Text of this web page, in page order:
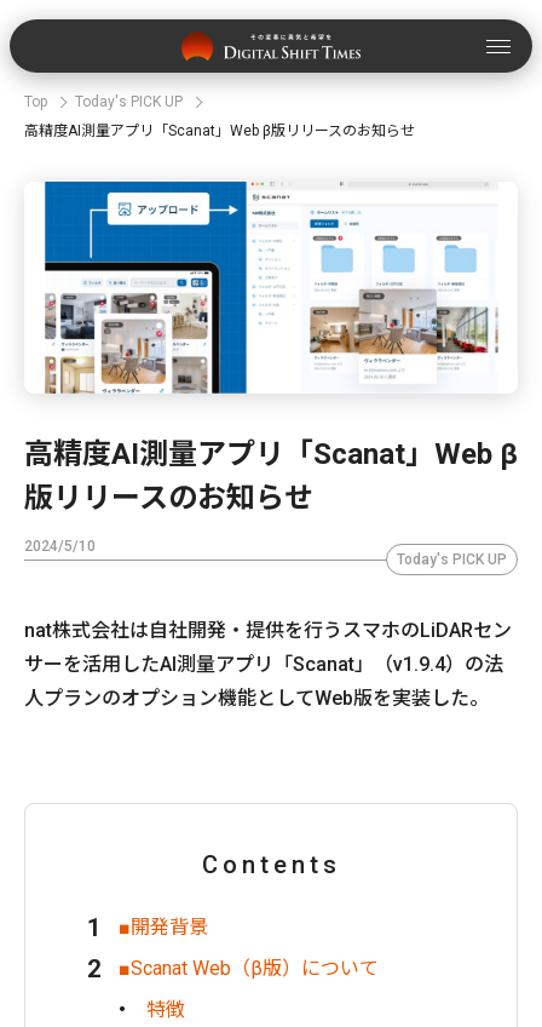
Top
Today's PICK UP
高精度AI測量アプリ「Scanat」Web β版リリースのお知らせ
高精度AI測量アプリ「Scanat」Web β
版リリースのお知らせ
2024/5/10
Today's PICK UP
nat株式会社は自社開発・提供を行うスマホのLiDARセン
サーを活用したAI測量アプリ「Scanat」（v1.9.4）の法
人プランのオプション機能としてWeb版を実装した。
Contents
■開発背景
■Scanat Web（β版）について
特徴